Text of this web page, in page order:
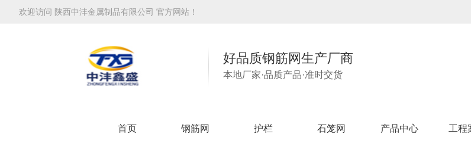
欢迎访问 陕西中沣金属制品有限公司 官方网站！
好品质钢筋网生产厂商
本地厂家·品质产品·准时交货
首页 钢筋网 护栏 石笼网 产品中心 工程